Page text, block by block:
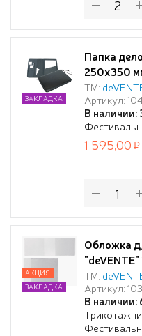
Папка
250x350
кармана,
ручки, с
черная
ТМ:
Артикул:
В наличии:
ЗАКЛАДКА
1 595,00
Обложка
мм),
ТМ:
Артикул:
В наличии:
АКЦИЯ
ЗАКЛАДКА